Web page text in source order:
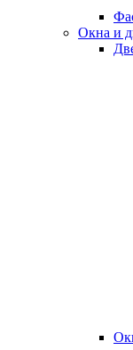
Окна и